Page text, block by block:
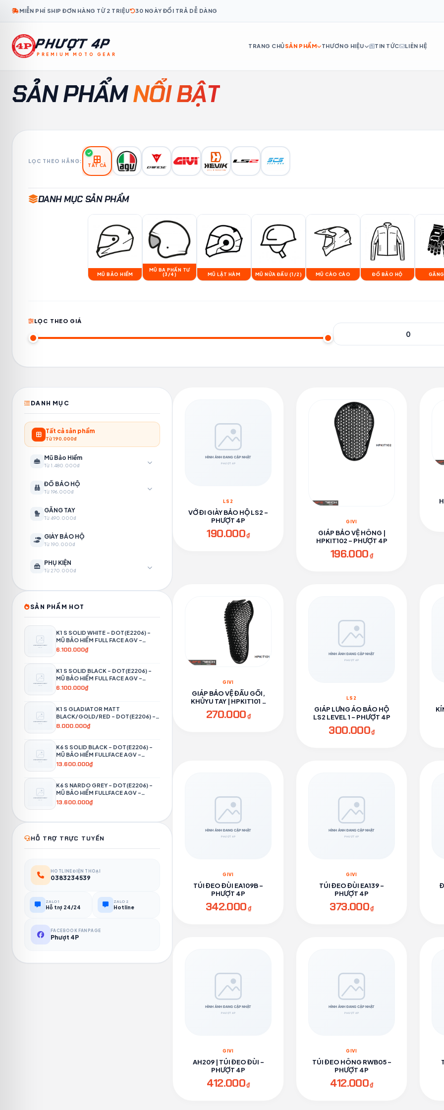
MIỄN PHÍ SHIP ĐƠN HÀNG TỪ 2 TRIỆU 30 NGÀY ĐỔI TRẢ DỄ DÀNG
PHƯỢT 4P
PREMIUM MOTO GEAR
TRANG CHỦSẢN PHẨM THƯƠNG HIỆU TIN TỨC LIÊN HỆ
SẢN PHẨMNỔI BẬT
LỌC THEO HÃNG:
TẤT CẢ
DANH MỤC SẢN PHẨM
MŨ BẢO HIỂM
MŨ BA PHẦN TƯ
(3/4)
MŨ LẬT HÀM MŨ NỬA ĐẦU (1/2) MŨ CÀO CÀO ĐỒ BẢO HỘ
LỌC THEO GIÁ
DANH MỤC
Tất cả sản phẩm
Từ 190.000₫
Mũ Bảo Hiểm
Từ 1.480.000₫
ĐỒ BẢO HỘ
Từ 196.000₫
GĂNG TAY
Từ 490.000₫
GIÀY BẢO HỘ
Từ 190.000₫
PHỤ KIỆN
Từ 270.000₫
SẢN PHẨM HOT
K1 S SOLID WHITE – DOT(E2206) –
MŨ BẢO HIỂM FULL FACE AGV -
PHƯỢT 4P
6.100.000₫
K1 S SOLID BLACK – DOT(E2206) –
MŨ BẢO HIỂM FULL FACE AGV -
PHƯỢT 4P
6.100.000₫
K1 S GLADIATOR MATT
BLACK/GOLD/RED – DOT(E2206) –
MŨ BẢO HIỂM FULL FACE AGV -
8.000.000₫
K6 S SOLID BLACK – DOT(E2206) –
MŨ BẢO HIỂM FULLFACE AGV -
PHƯỢT 4P
13.600.000₫
K6 S NARDO GREY – DOT(E2206) –
MŨ BẢO HIỂM FULLFACE AGV -
PHƯỢT 4P
13.600.000₫
HỖ TRỢ TRỰC TUYẾN
HOTLINE ĐIỆN THOẠI
0383234539
ZALO 1
Hỗ trợ 24/24
ZALO 2
Hotline
FACEBOOK FANPAGE
Phượt 4P
LS2
VỚ ĐI GIÀY BẢO HỘ LS2 -
PHƯỢT 4P
190.000₫
GIVI
GIÁP BẢO VỆ HÔNG |
HPKIT102 - PHƯỢT 4P
196.000₫
GIVI
GIÁP BẢO VỆ ĐẦU GỐI,
KHỦYU TAY | HPKIT101 -
PHƯỢT 4P
270.000₫
LS2
GIÁP LƯNG ÁO BẢO HỘ
LS2 LEVEL 1 - PHƯỢT 4P
300.000₫
GIVI
TÚI ĐEO ĐÙI EA109B -
PHƯỢT 4P
342.000₫
GIVI
TÚI ĐEO ĐÙI EA139 -
PHƯỢT 4P
373.000₫
GIVI
AH209 | TÚI ĐEO ĐÙI -
PHƯỢT 4P
412.000₫
GIVI
TÚI ĐEO HÔNG RWB05 -
PHƯỢT 4P
412.000₫